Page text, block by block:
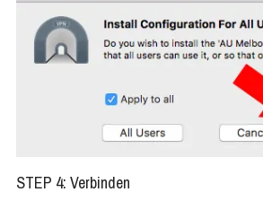
STEP 4: Verbinden